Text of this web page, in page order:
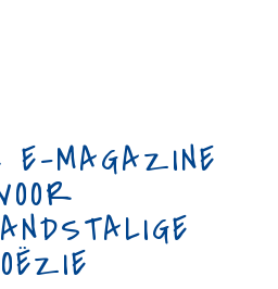
MAGAZINE